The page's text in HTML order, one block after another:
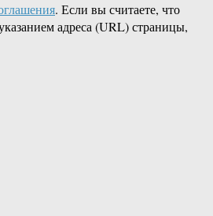
. Если вы считаете, что
адреса (URL) страницы,